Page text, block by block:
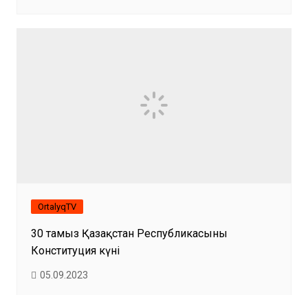
OrtalyqTV
30 тамыз Қазақстан Республикасының
Конституция күні
05.09.2023